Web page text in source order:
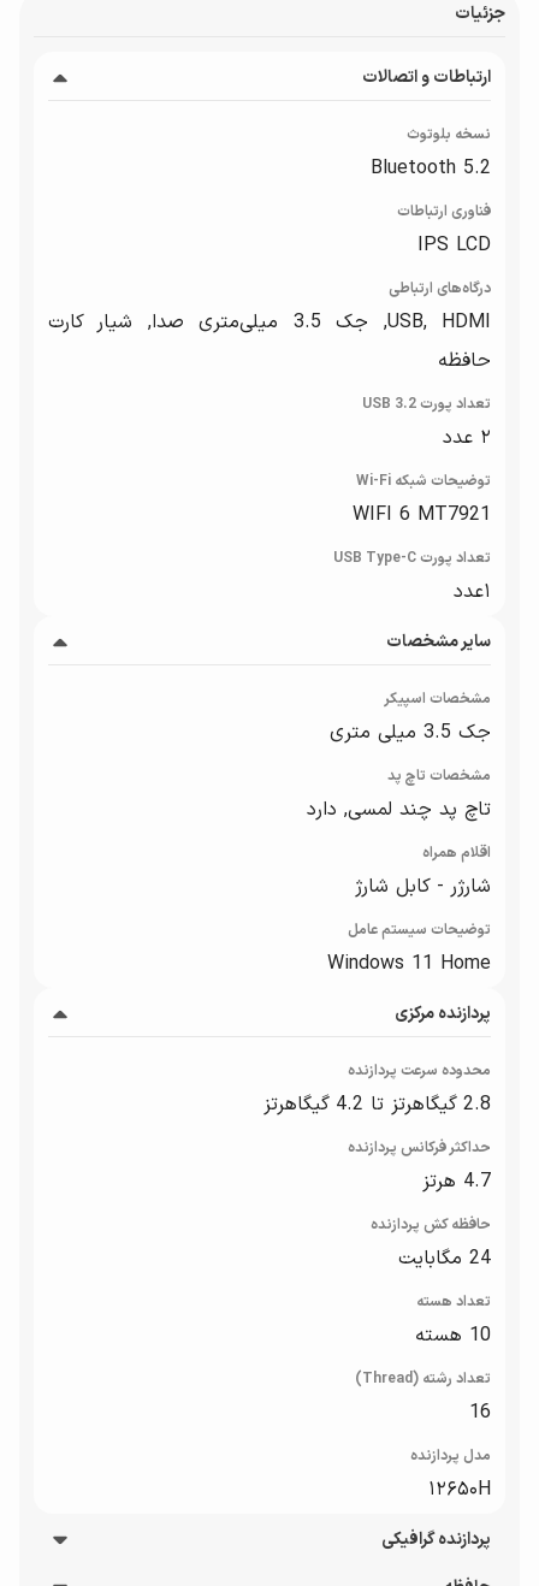
جزئیات
ارتباطات و اتصالات
نسخه بلوتوث
Bluetooth 5.2
فناوری ارتباطات
IPS LCD
درگاه‌های ارتباطی
USB, HDMI, جک 3.5 میلی‌متری صدا, شیار کارت
حافظه
تعداد پورت USB 3.2
۲ عدد
توضیحات شبکه Wi-Fi
WIFI 6 MT7921
تعداد پورت USB Type-C
۱عدد
سایر مشخصات
مشخصات اسپیکر
جک 3.5 میلی متری
مشخصات تاچ پد
تاچ پد چند لمسی, دارد
اقلام همراه
شارژر - کابل شارژ
توضیحات سیستم عامل
Windows 11 Home
پردازنده مرکزی
محدوده سرعت پردازنده
2.8 گیگاهرتز تا 4.2 گیگاهرتز
حداکثر فرکانس پردازنده
4.7 هرتز
حافظه کش پردازنده
24 مگابایت
تعداد هسته
10 هسته
تعداد رشته (Thread)
16
مدل پردازنده
۱۲۶۵۰H
پردازنده گرافیکی